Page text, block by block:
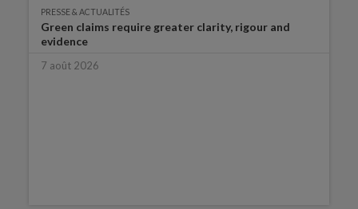
PRESSE & ACTUALITÉS
Green claims require greater clarity, rigour and
evidence
7 août 2026